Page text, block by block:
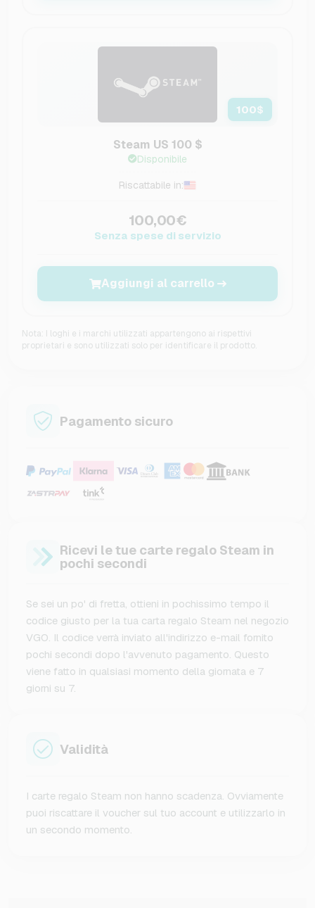
100$
Steam US 100 $
Disponibile
Riscattabile in:
100,00€
Senza spese di servizio
Aggiungi al carrello
Nota: I loghi e i marchi utilizzati appartengono ai rispettivi
proprietari e sono utilizzati solo per identificare il prodotto.
Pagamento sicuro
Ricevi le tue carte regalo Steam in
pochi secondi
Se sei un po' di fretta, ottieni in pochissimo tempo il
codice giusto per la tua carta regalo Steam nel negozio
VGO. Il codice verrà inviato all'indirizzo e-mail fornito
pochi secondi dopo l'avvenuto pagamento. Questo
viene fatto in qualsiasi momento della giornata e 7
giorni su 7.
Validità
I carte regalo Steam non hanno scadenza. Ovviamente
puoi riscattare il voucher sul tuo account e utilizzarlo in
un secondo momento.